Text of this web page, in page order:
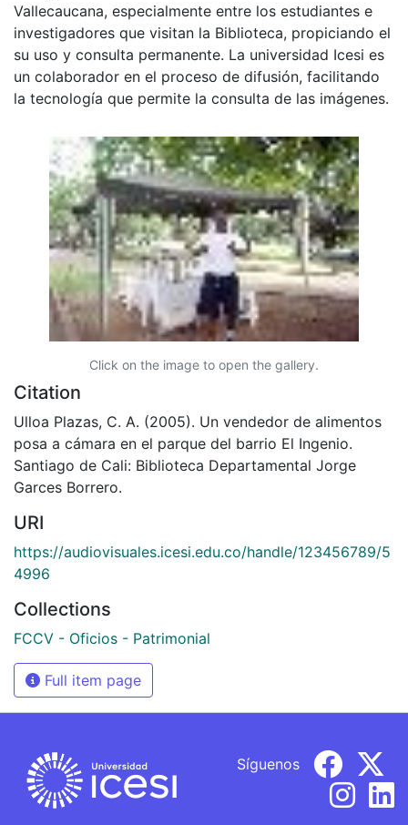
Vallecaucana, especialmente entre los estudiantes e
investigadores que visitan la Biblioteca, propiciando el
su uso y consulta permanente. La universidad Icesi es
un colaborador en el proceso de difusión, facilitando
la tecnología que permite la consulta de las imágenes.
Click on the image to open the gallery.
Citation
Ulloa Plazas, C. A. (2005). Un vendedor de alimentos
posa a cámara en el parque del barrio El Ingenio.
Santiago de Cali: Biblioteca Departamental Jorge
Garces Borrero.
URI
https://audiovisuales.icesi.edu.co/handle/123456789/5
4996
Collections
FCCV - Oficios - Patrimonial
Full item page
Síguenos